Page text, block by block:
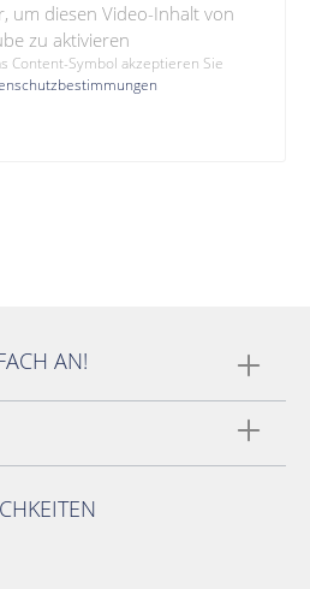
um diesen Video-Inhalt von
zu aktivieren
Content-Symbol akzeptieren Sie
AN!